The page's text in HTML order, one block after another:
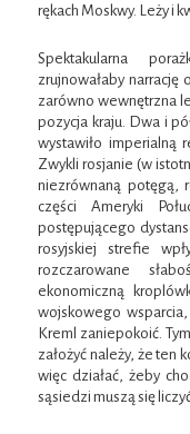
rękach Moskwy. Leży i
Spektakularna
zrujnowałaby
zarówno wewnętrzna
pozycja kraju. Dwa i
wystawiło imperialną
Zwykli rosjanie (w
niezrównaną potęgą,
części Ameryki
postępującego
rosyjskiej strefie
rozczarowane
ekonomiczną
wojskowego
Kreml zaniepokoić.
założyć należy, że ten
więc działać, żeby
sąsiedzi muszą się